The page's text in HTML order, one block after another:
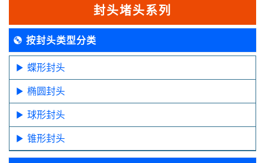
封头堵头系列
按封头类型分类
蝶形封头
椭圆封头
球形封头
锥形封头